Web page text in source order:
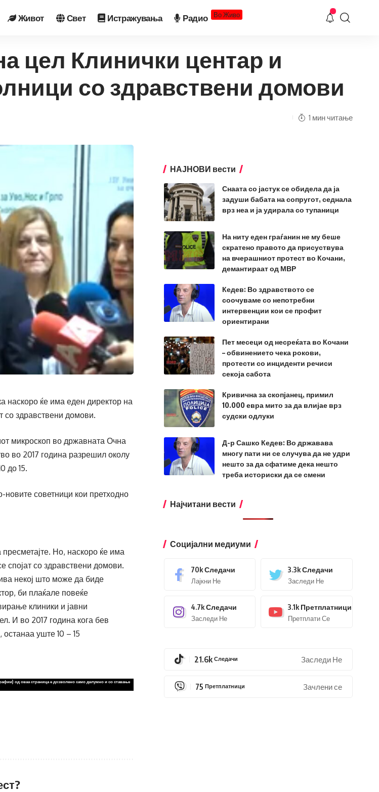
Живот Свет Истражувања Радио Во Живо
цел Клинички центар и
со здравствени домови
1 мин читање
наскоро ќе има еден директор на
со здравствени домови.
микроскоп во државната Очна
во 2017 година разрешил околу
до 15.
советници кои претходно
Но, наскоро ќе има
спојат со здравствени домови.
некој што може да биде
би плаќале повеќе
клиники и јавни
И во 2017 година кога бев
уште 10 – 15
од оваа страница е дозволено само делумно и со ставање
НАЈНОВИ вести
Снаата со јастук се обидела да ја
задуши бабата на сопругот, седнала
врз неа и ја удирала со тупаници
На ниту еден граѓанин не му беше
скратено правото да присуствува
на вчерашниот протест во Кочани,
демантираат од МВР
Кедев: Во здравството се
соочуваме со непотребни
интервенции кои се профит
ориентирани
Пет месеци од несреќата во Кочани
– обвинението чека рокови,
протести со инциденти речиси
секоја сабота
Кривична за скопјанец, примил
10.000 евра мито за да влијае врз
судски одлуки
Д-р Сашко Кедев: Во државава
многу пати ни се случува да не удри
нешто за да сфатиме дека нешто
треба историски да се смени
Најчитани вести
Социјални медиуми
70kСледачи
Лајкни Не
3.3kСледачи
Заследи Не
4.7kСледачи
Заследи Не
3.1k Претплатници
Претплати Се
21.6k Следачи Заследи Не
75 Претплатници Зачлени се